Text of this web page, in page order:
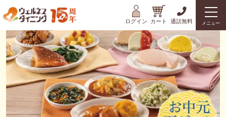
ログイン カート 通話無料 メニュー